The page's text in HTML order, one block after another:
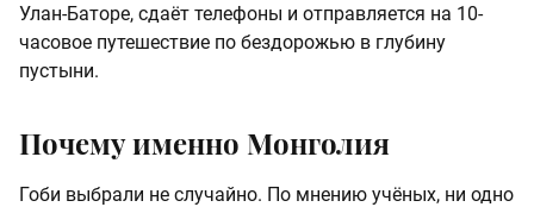
Улан-Баторе, сдаёт телефоны и отправляется на 10-
часовое путешествие по бездорожью в глубину
пустыни.
Почему именно Монголия
Гоби выбрали не случайно. По мнению учёных, ни одно